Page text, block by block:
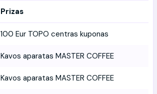
Prizas
100 Eur TOPO centras kuponas
Kavos aparatas MASTER COFFEE
Kavos aparatas MASTER COFFEE